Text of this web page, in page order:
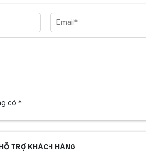
có *
HỖ TRỢ KHÁCH HÀNG